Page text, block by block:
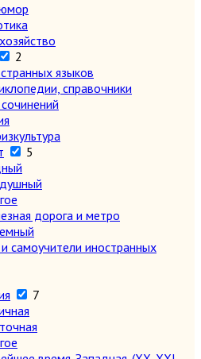
2
языков
справочники
5
дорога и метро
самоучители иностранных
7